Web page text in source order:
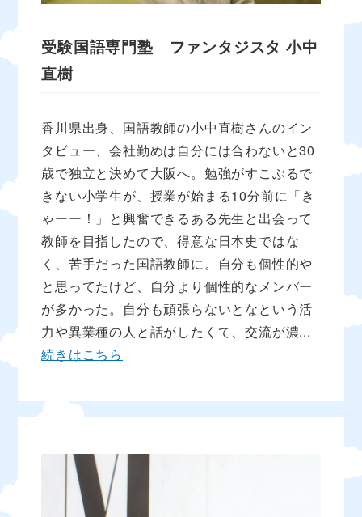
受験国語専門塾 ファンタジスタ 小中
直樹
香川県出身、国語教師の小中直樹さんのイン
タビュー、会社勤めは自分には合わないと30
歳で独立と決めて大阪へ。勉強がすこぶるで
きない小学生が、授業が始まる10分前に「き
ゃーー！」と興奮できるある先生と出会って
教師を目指したので、得意な日本史ではな
く、苦手だった国語教師に。自分も個性的や
と思ってたけど、自分より個性的なメンバー
が多かった。自分も頑張らないとなという活
力や異業種の人と話がしたくて、交流が濃...
続きはこちら